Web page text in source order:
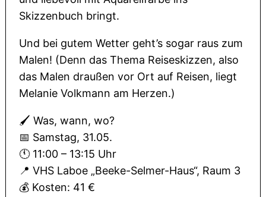
Skizzenbuch bringt.
Und bei gutem Wetter geht’s sogar raus zum
Malen! (Denn das Thema Reiseskizzen, also
das Malen draußen vor Ort auf Reisen, liegt
Melanie Volkmann am Herzen.)
🖌 Was, wann, wo?
📅 Samstag, 31.05.
🕚 11:00 – 13:15 Uhr
📍 VHS Laboe „Beeke-Selmer-Haus“, Raum 3
💰 Kosten: 41 €